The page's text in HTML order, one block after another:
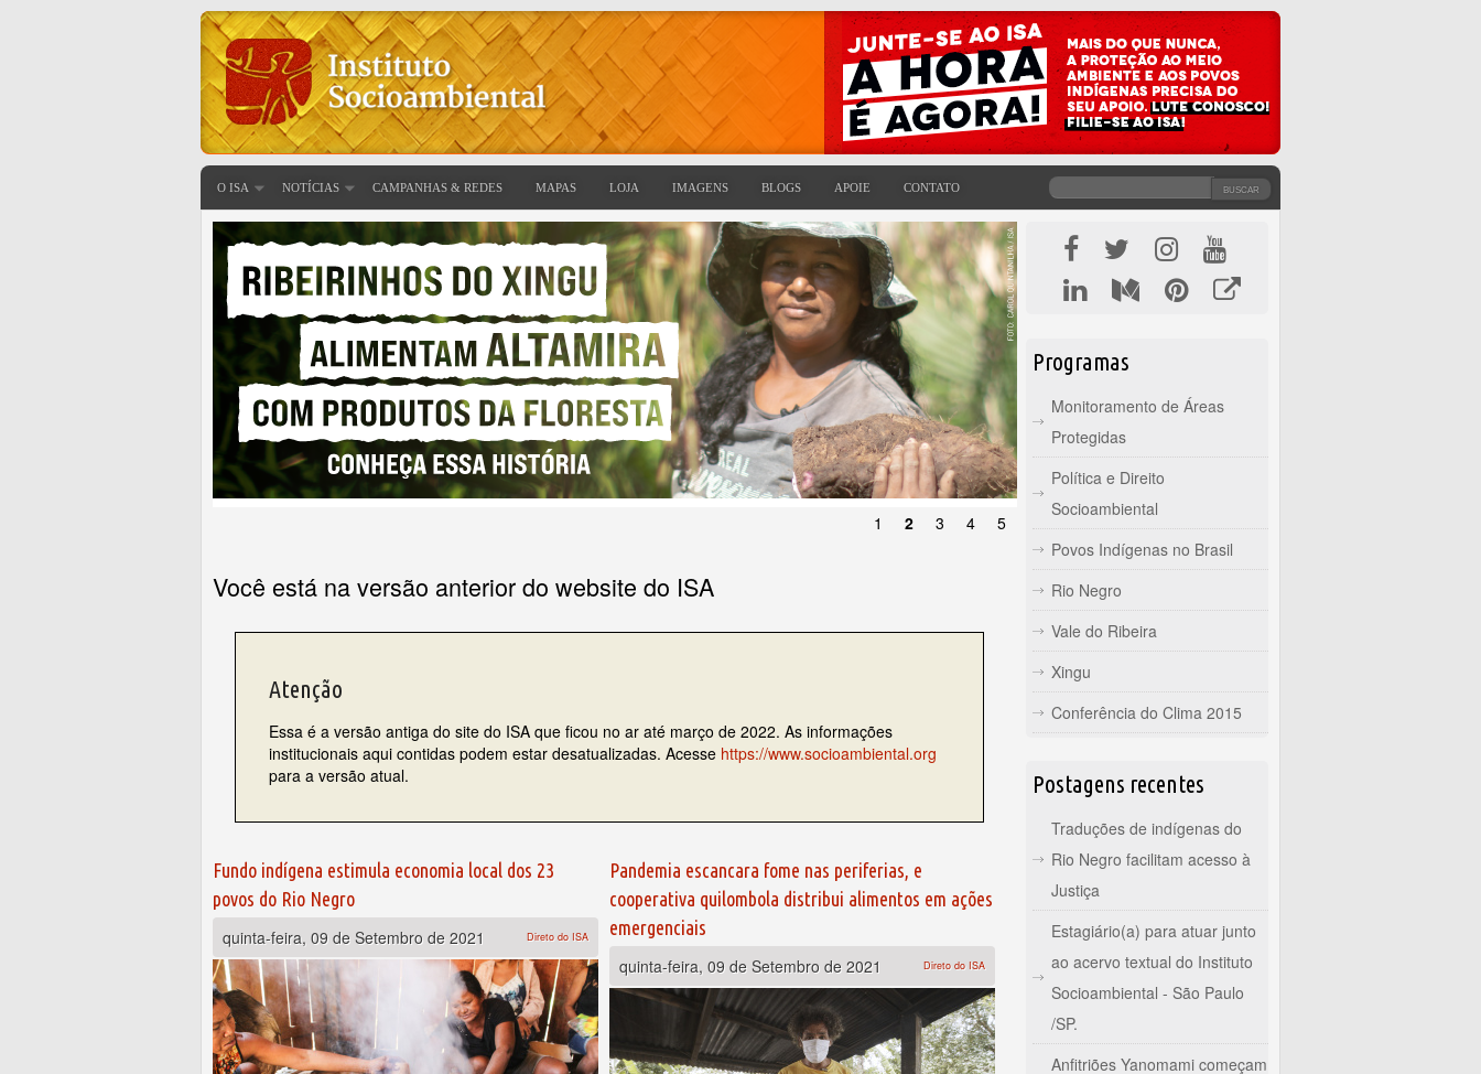
O ISA NOTÍCIAS CAMPANHAS & REDES MAPAS LOJA IMAGENS BLOGS APOIE CONTATO
FORMULÁRIO DE BUSCA
BUSCAR
1 2 3 4 5
Você está na versão anterior do website do ISA
Atenção
Essa é a versão antiga do site do ISA que ficou no ar até março de 2022. As informações
institucionais aqui contidas podem estar desatualizadas. Acesse https://www.socioambiental.org
para a versão atual.
Fundo indígena estimula economia local dos 23
povos do Rio Negro
quinta-feira, 09 de Setembro de 2021
Direto do ISA
Pandemia escancara fome nas periferias, e
cooperativa quilombola distribui alimentos em ações
emergenciais
quinta-feira, 09 de Setembro de 2021
Direto do ISA
Páginas
Programas
Monitoramento de Áreas
Protegidas
Política e Direito
Socioambiental
Povos Indígenas no Brasil
Rio Negro
Vale do Ribeira
Xingu
Conferência do Clima 2015
Postagens recentes
Traduções de indígenas do
Rio Negro facilitam acesso à
Justiça
Estagiário(a) para atuar junto
ao acervo textual do Instituto
Socioambiental - São Paulo
/SP.
Anfitriões Yanomami começam